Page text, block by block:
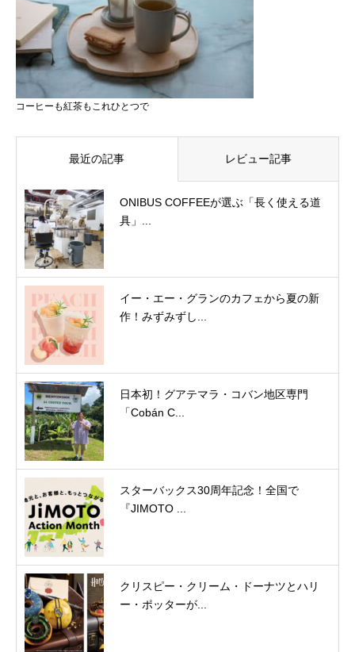
コーヒーも紅茶もこれひとつで
最近の記事 レビュー記事
ONIBUS COFFEEが選ぶ「長く使える道
具」...
イー・エー・グランのカフェから夏の新
作！みずみずし...
日本初！グアテマラ・コバン地区専門
「Cobán C...
スターバックス30周年記念！全国で
『JIMOTO ...
クリスピー・クリーム・ドーナツとハリ
ー・ポッターが...